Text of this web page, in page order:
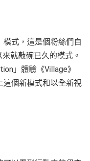
式，這是個粉絲們自
就敲碗已久的模式。
」體驗《Village》
個新模式和以全新視